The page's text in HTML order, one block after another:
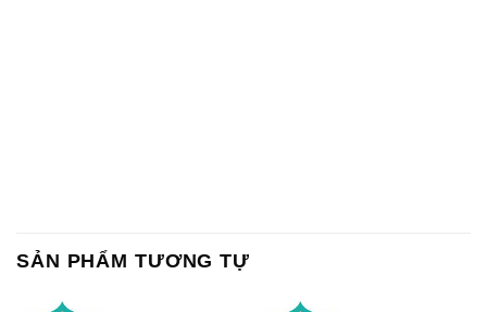
SẢN PHẨM TƯƠNG TỰ